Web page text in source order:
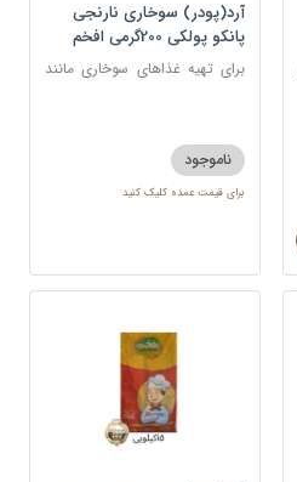
آرد(پودر) سوخاری نارنجی
پانکو پولکی 200گرمی افخم
برای تهیه غذاهای سوخاری مانند
ناموجود
برای قیمت عمده کلیک کنید